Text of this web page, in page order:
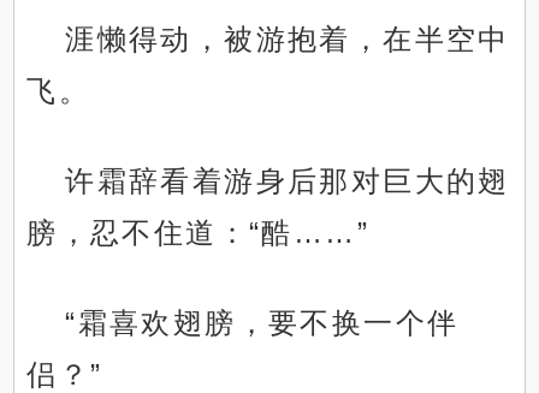
涯懒得动，被游抱着，在半空中
飞。
许霜辞看着游身后那对巨大的翅
膀，忍不住道：“酷……”
“霜喜欢翅膀，要不换一个伴
侣？”